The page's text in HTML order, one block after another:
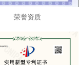
荣誉资质